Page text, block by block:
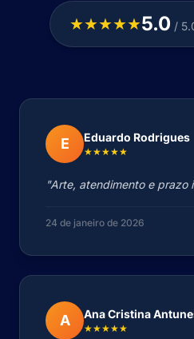
★★★★★5.0 /
E Eduardo Rodrigues
★★★★★
"Arte, atendimento e prazo
24 de janeiro de 2026
A Ana Cristina
★★★★★